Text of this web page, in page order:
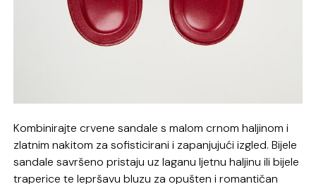
Kombinirajte crvene sandale s malom crnom haljinom i
zlatnim nakitom za sofisticirani i zapanjujući izgled. Bijele
sandale savršeno pristaju uz laganu ljetnu haljinu ili bijele
traperice te lepršavu bluzu za opušten i romantičan